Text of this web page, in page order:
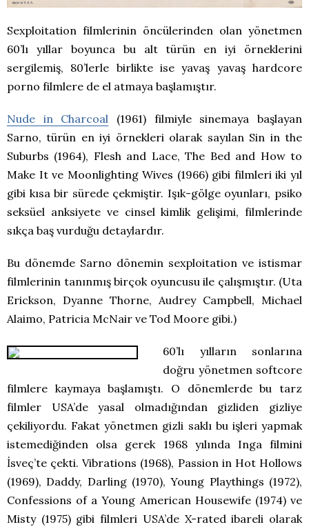
Sexploitation filmlerinin öncülerinden olan yönetmen
60’lı yıllar boyunca bu alt türün en iyi örneklerini
sergilemiş, 80’lerle birlikte ise yavaş yavaş hardcore
porno filmlere de el atmaya başlamıştır.
Nude in Charcoal (1961) filmiyle sinemaya başlayan
Sarno, türün en iyi örnekleri olarak sayılan Sin in the
Suburbs (1964), Flesh and Lace, The Bed and How to
Make It ve Moonlighting Wives (1966) gibi filmleri iki yıl
gibi kısa bir sürede çekmiştir. Işık-gölge oyunları, psiko
seksüel anksiyete ve cinsel kimlik gelişimi, filmlerinde
sıkça baş vurduğu detaylardır.
Bu dönemde Sarno dönemin sexploitation ve istismar
filmlerinin tanınmış birçok oyuncusu ile çalışmıştır. (Uta
Erickson, Dyanne Thorne, Audrey Campbell, Michael
Alaimo, Patricia McNair ve Tod Moore gibi.)
60’lı yılların sonlarına
doğru yönetmen softcore
filmlere kaymaya başlamıştı. O dönemlerde bu tarz
filmler USA’de yasal olmadığından gizliden gizliye
çekiliyordu. Fakat yönetmen gizli saklı bu işleri yapmak
istemediğinden olsa gerek 1968 yılında Inga filmini
İsveç’te çekti. Vibrations (1968), Passion in Hot Hollows
(1969), Daddy, Darling (1970), Young Playthings (1972),
Confessions of a Young American Housewife (1974) ve
Misty (1975) gibi filmleri USA’de X-rated ibareli olarak